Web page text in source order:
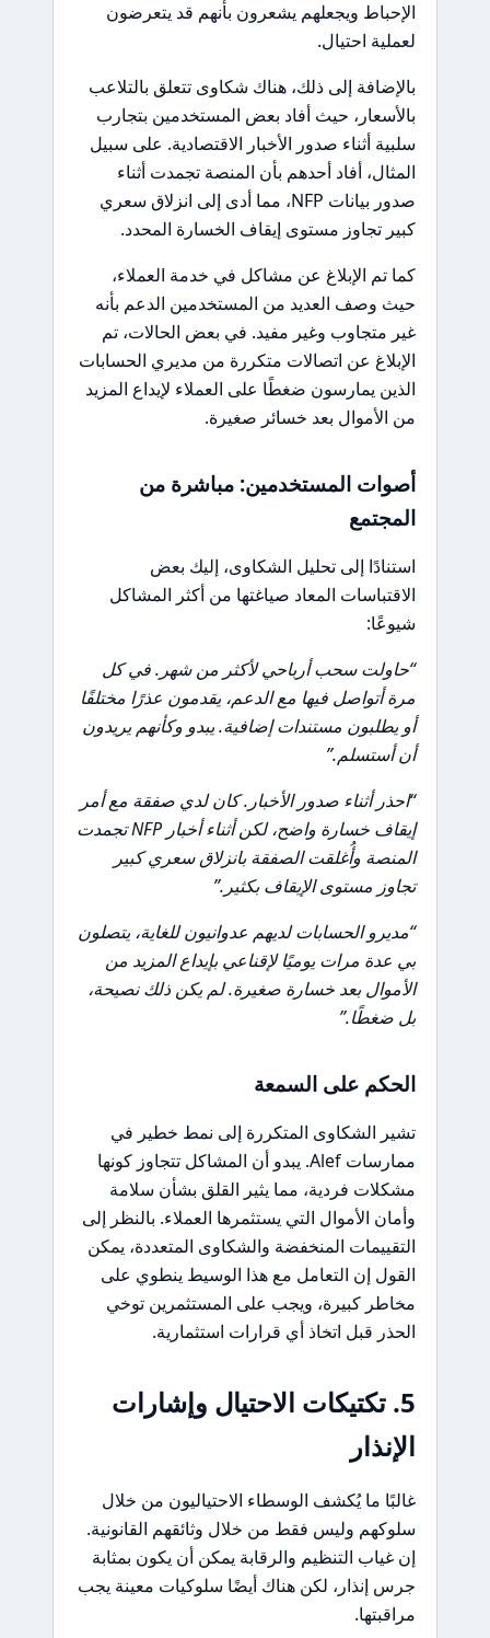
الإحباط ويجعلهم يشعرون بأنهم قد يتعرضون
لعملية احتيال.
بالإضافة إلى ذلك، هناك شكاوى تتعلق بالتلاعب
بالأسعار، حيث أفاد بعض المستخدمين بتجارب
سلبية أثناء صدور الأخبار الاقتصادية. على سبيل
المثال، أفاد أحدهم بأن المنصة تجمدت أثناء
صدور بيانات NFP، مما أدى إلى انزلاق سعري
كبير تجاوز مستوى إيقاف الخسارة المحدد.
كما تم الإبلاغ عن مشاكل في خدمة العملاء،
حيث وصف العديد من المستخدمين الدعم بأنه
غير متجاوب وغير مفيد. في بعض الحالات، تم
الإبلاغ عن اتصالات متكررة من مديري الحسابات
الذين يمارسون ضغطًا على العملاء لإيداع المزيد
من الأموال بعد خسائر صغيرة.
أصوات المستخدمين: مباشرة من
المجتمع
استنادًا إلى تحليل الشكاوى، إليك بعض
الاقتباسات المعاد صياغتها من أكثر المشاكل
شيوعًا:
“حاولت سحب أرباحي لأكثر من شهر. في كل
مرة أتواصل فيها مع الدعم، يقدمون عذرًا مختلفًا
أو يطلبون مستندات إضافية. يبدو وكأنهم يريدون
أن أستسلم.”
“احذر أثناء صدور الأخبار. كان لدي صفقة مع أمر
إيقاف خسارة واضح، لكن أثناء أخبار NFP تجمدت
المنصة وأُغلقت الصفقة بانزلاق سعري كبير
تجاوز مستوى الإيقاف بكثير.”
“مديرو الحسابات لديهم عدوانيون للغاية، يتصلون
بي عدة مرات يوميًا لإقناعي بإيداع المزيد من
الأموال بعد خسارة صغيرة. لم يكن ذلك نصيحة،
بل ضغطًا.”
الحكم على السمعة
تشير الشكاوى المتكررة إلى نمط خطير في
ممارسات Alef. يبدو أن المشاكل تتجاوز كونها
مشكلات فردية، مما يثير القلق بشأن سلامة
وأمان الأموال التي يستثمرها العملاء. بالنظر إلى
التقييمات المنخفضة والشكاوى المتعددة، يمكن
القول إن التعامل مع هذا الوسيط ينطوي على
مخاطر كبيرة، ويجب على المستثمرين توخي
الحذر قبل اتخاذ أي قرارات استثمارية.
5. تكتيكات الاحتيال وإشارات
الإنذار
غالبًا ما يُكشف الوسطاء الاحتياليون من خلال
سلوكهم وليس فقط من خلال وثائقهم القانونية.
إن غياب التنظيم والرقابة يمكن أن يكون بمثابة
جرس إنذار، لكن هناك أيضًا سلوكيات معينة يجب
مراقبتها.